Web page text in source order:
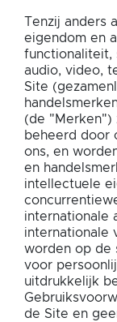
Tenzij anders
eigendom en
functionaliteit,
audio, video,
Site
(de "Merken")
beheerd door
ons, en
en
intellectuele
internationale
internationale
worden op de
voor
uitdrukkelijk
de Site en